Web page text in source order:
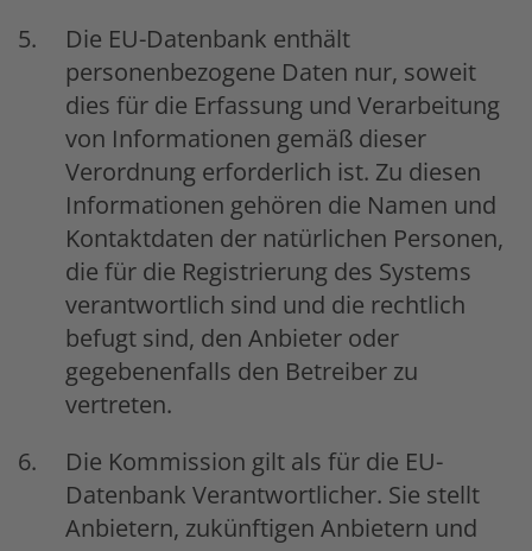
Die EU-Datenbank enthält
personenbezogene Daten nur, soweit
dies für die Erfassung und Verarbeitung
von Informationen gemäß dieser
Verordnung erforderlich ist. Zu diesen
Informationen gehören die Namen und
Kontaktdaten der natürlichen Personen,
die für die Registrierung des Systems
verantwortlich sind und die rechtlich
befugt sind, den Anbieter oder
gegebenenfalls den Betreiber zu
vertreten.
Die Kommission gilt als für die EU-
Datenbank Verantwortlicher. Sie stellt
Anbietern, zukünftigen Anbietern und